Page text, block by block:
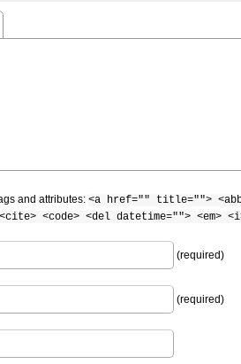
and attributes: <a href="" title="">
<code> <del datetime=""> <em>
(required)
(required)